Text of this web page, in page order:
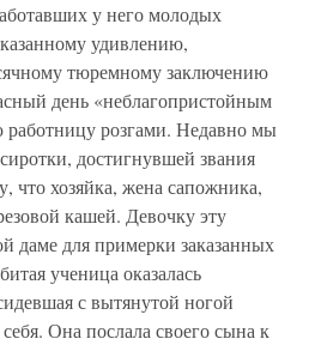
у него молодых
удивлению,
тюремному заключению
день «неблагопристойным
работницу розгами. Недавно мы
достигнувшей звания
что хозяйка, жена сапожника,
кашей. Девочку эту
даме для примерки заказанных
ученица оказалась
с вытянутой ногой
Она послала своего сына к